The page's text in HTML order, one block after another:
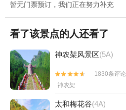
暂无门票预订，我们正在努力补充
看了该景点的人还看了
神农架风景区(5A)


1830条评论
神农架
太和梅花谷(4A)